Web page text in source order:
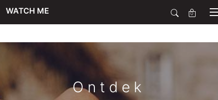
WATCH ME 0
Ontdek